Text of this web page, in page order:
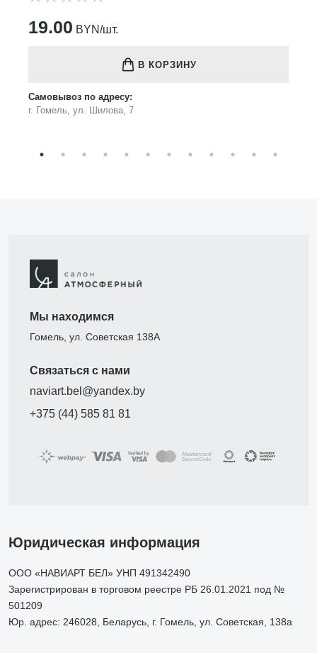
19.00 BYN/шт.
В КОРЗИНУ
Самовывоз по адресу:
г. Гомель, ул. Шилова, 7
Мы находимся
Гомель, ул. Советская 138А
Связаться с нами
naviart.bel@yandex.by
+375 (44) 585 81 81
Юридическая информация
ООО «НАВИАРТ БЕЛ» УНП 491342490
Зарегистрирован в торговом реестре РБ 26.01.2021 под №
501209
Юр. адрес: 246028, Беларусь, г. Гомель, ул. Советская, 138а